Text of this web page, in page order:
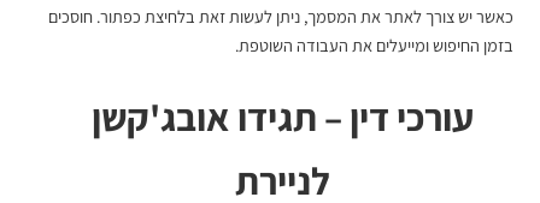
כאשר יש צורך לאתר את המסמך, ניתן לעשות זאת בלחיצת כפתור. חוסכים
בזמן החיפוש ומייעלים את העבודה השוטפת.
עורכי דין – תגידו אובג'קשן
לניירת